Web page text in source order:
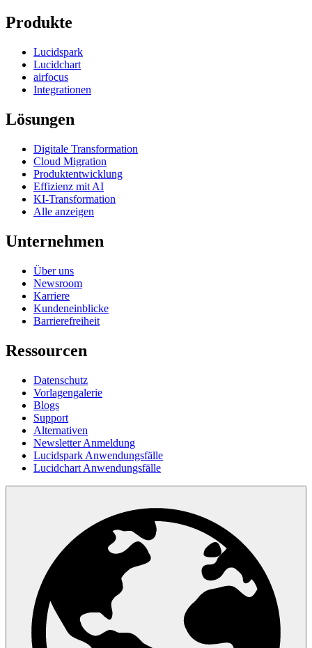
Produkte
Lucidspark
Lucidchart
airfocus
Integrationen
Lösungen
Digitale Transformation
Cloud Migration
Produktentwicklung
Effizienz mit AI
KI-Transformation
Alle anzeigen
Unternehmen
Über uns
Newsroom
Karriere
Kundeneinblicke
Barrierefreiheit
Ressourcen
Datenschutz
Vorlagengalerie
Blogs
Support
Alternativen
Newsletter Anmeldung
Lucidspark Anwendungsfälle
Lucidchart Anwendungsfälle